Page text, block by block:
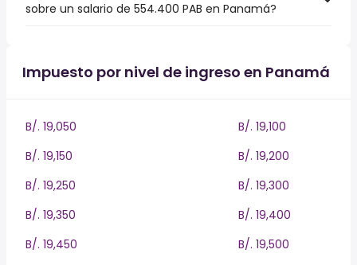
sobre un salario de 554.400 PAB en Panamá?
Impuesto por nivel de ingreso en Panamá
B/. 19,050
B/. 19,100
B/. 19,150
B/. 19,200
B/. 19,250
B/. 19,300
B/. 19,350
B/. 19,400
B/. 19,450
B/. 19,500